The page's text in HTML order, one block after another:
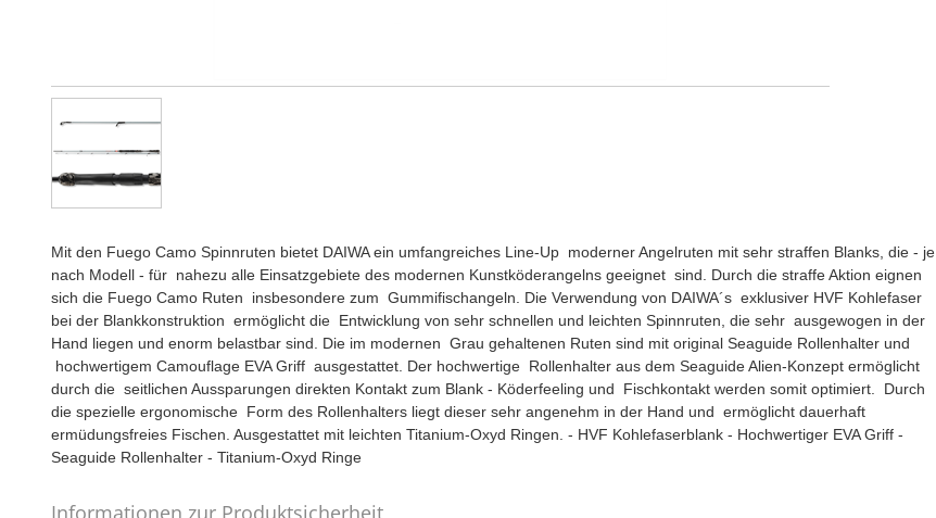
Mit den Fuego Camo Spinnruten bietet DAIWA ein umfangreiches Line-Up moderner Angelruten mit sehr straffen Blanks, die - je
nach Modell - für nahezu alle Einsatzgebiete des modernen Kunstköderangelns geeignet sind. Durch die straffe Aktion eignen
sich die Fuego Camo Ruten insbesondere zum Gummifischangeln. Die Verwendung von DAIWA´s exklusiver HVF Kohlefaser
bei der Blankkonstruktion ermöglicht die Entwicklung von sehr schnellen und leichten Spinnruten, die sehr ausgewogen in der
Hand liegen und enorm belastbar sind. Die im modernen Grau gehaltenen Ruten sind mit original Seaguide Rollenhalter und
hochwertigem Camouflage EVA Griff ausgestattet. Der hochwertige Rollenhalter aus dem Seaguide Alien-Konzept ermöglicht
durch die seitlichen Aussparungen direkten Kontakt zum Blank - Köderfeeling und Fischkontakt werden somit optimiert. Durch
die spezielle ergonomische Form des Rollenhalters liegt dieser sehr angenehm in der Hand und ermöglicht dauerhaft
ermüdungsfreies Fischen. Ausgestattet mit leichten Titanium-Oxyd Ringen. - HVF Kohlefaserblank - Hochwertiger EVA Griff -
Seaguide Rollenhalter - Titanium-Oxyd Ringe